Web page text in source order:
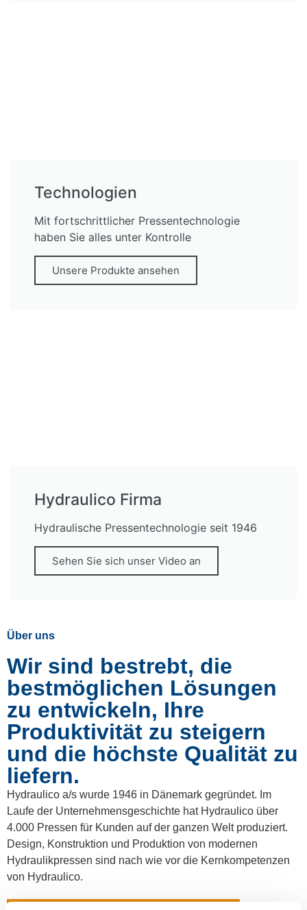
Technologien
Mit fortschrittlicher Pressentechnologie
haben Sie alles unter Kontrolle
Unsere Produkte ansehen
Hydraulico Firma
Hydraulische Pressentechnologie seit 1946
Sehen Sie sich unser Video an
Über uns
Wir sind bestrebt, die
bestmöglichen Lösungen
zu entwickeln, Ihre
Produktivität zu steigern
und die höchste Qualität zu
liefern.
Hydraulico a/s wurde 1946 in Dänemark gegründet. Im
Laufe der Unternehmensgeschichte hat Hydraulico über
4.000 Pressen für Kunden auf der ganzen Welt produziert.
Design, Konstruktion und Produktion von modernen
Hydraulikpressen sind nach wie vor die Kernkompetenzen
von Hydraulico.